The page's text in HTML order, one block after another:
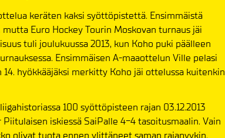
keräten kaksi syöttöpistettä. Ensimmäistä
Euro Hockey Tourin Moskovan turnaus jäi
tuli joulukuussa 2013, kun Koho puki päälleen
Ensimmäisen A-maaottelun Ville pelasi
14. hyökkääjäksi merkitty Koho jäi ottelussa kuitenkin
100 syöttöpisteen rajan 03.12.2013
iskiessä SaiPalle 4-4 tasoitusmaalin. Vain
olivat tuota ennen ylittäneet saman rajapyykin.